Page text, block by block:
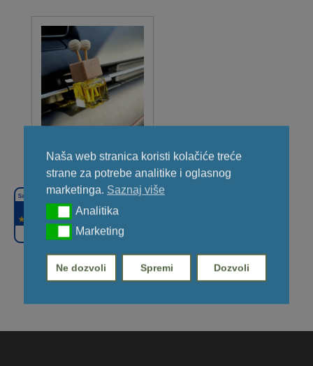
Naša web stranica koristi kolačiće treće
strane za potrebe analitike i oglasnog
marketinga. Saznaj više
AnalitikaAnalitika
MarketingMarketing
Ne dozvoli Spremi Dozvoli
Automobile – 8 ml
3,95€– 167,70€Raspon cijena: od 3,95 € do 167,70 €
Ovaj
ima
više
varijanti.
Opcije
se
na
2